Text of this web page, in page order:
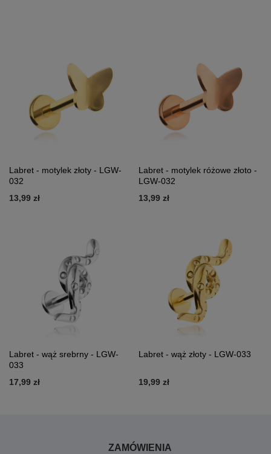
Labret - motylek złoty - LGW-
032
13,99 zł
Labret - motylek różowe złoto -
LGW-032
13,99 zł
Labret - wąż srebrny - LGW-
033
17,99 zł
Labret - wąż złoty - LGW-033
19,99 zł
ZAMÓWIENIA